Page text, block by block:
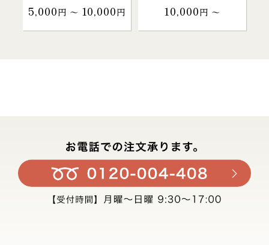
5,000円 〜 10,000円 10,000円 〜